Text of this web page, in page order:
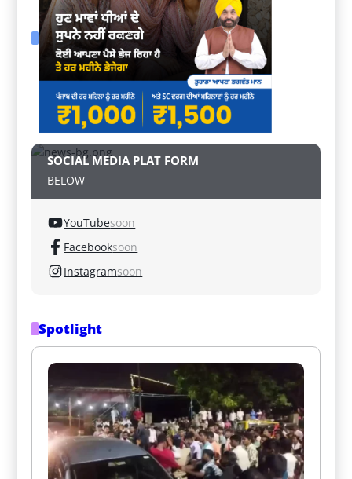
SOCIAL MEDIA PLAT FORM
BELOW
YouTubesoon
Facebooksoon
Instagramsoon
Spotlight